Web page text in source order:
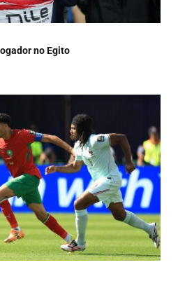
no Egito